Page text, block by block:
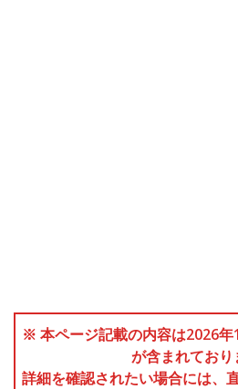
※ 本ページ記載の内容は2026年
が含まれており
詳細を確認されたい場合には、